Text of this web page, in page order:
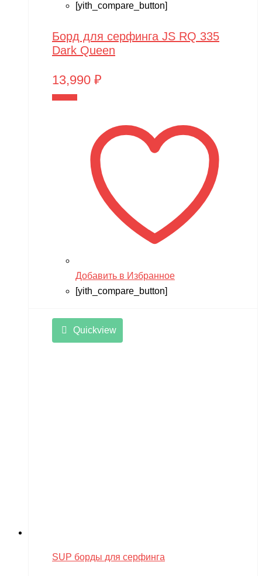
[yith_compare_button]
Борд для серфинга JS RQ 335
Dark Queen
13,990 ₽
Добавить в Избранное
[yith_compare_button]
Quickview
SUP борды для серфинга